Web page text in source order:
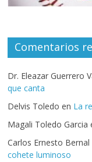
Comentarios
Dr. Eleazar Guerrero
que canta
Delvis Toledo en La
Magali Toledo Garcia
Carlos Ernesto Bernal
cohete luminoso